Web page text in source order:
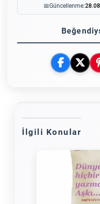
📅Güncellenme:
İlgili Konular